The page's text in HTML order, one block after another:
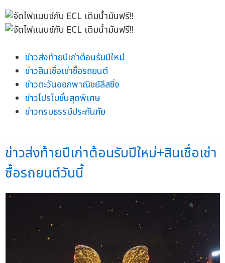
ข่าวส่งท้ายปีเก่าต้อนรับปีใหม่
ข่าวสินเชื่อเช่าซื้อรถยนต์
ข่าวตะวันออกพาณิชย์ลีสซิ่ง
ข่าวโปรโมชั่นสุดพิเศษ
ข่าวกรมธรรม์ประกันภัย
ข่าวส่งท้ายปีเก่าต้อนรับปีใหม่+สินเชื่อเช่า
ซื้อรถยนต์วันนี้